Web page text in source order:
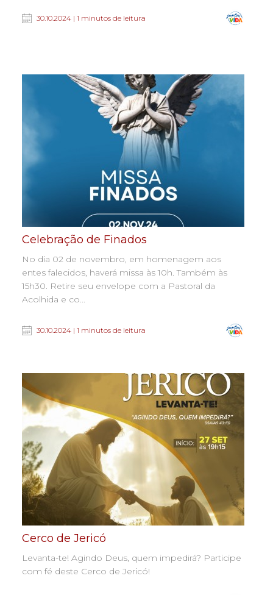
30.10.2024 | 1 minutos de leitura
Celebração de Finados
No dia 02 de novembro, em homenagem aos
entes falecidos, haverá missa às 10h. Também às
15h30. Retire seu envelope com a Pastoral da
Acolhida e co...
30.10.2024 | 1 minutos de leitura
Cerco de Jericó
Levanta-te! Agindo Deus, quem impedirá? Participe
com fé deste Cerco de Jericó!